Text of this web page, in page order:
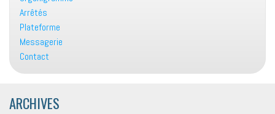
Arrêtés
Plateforme
Messagerie
Contact
ARCHIVES